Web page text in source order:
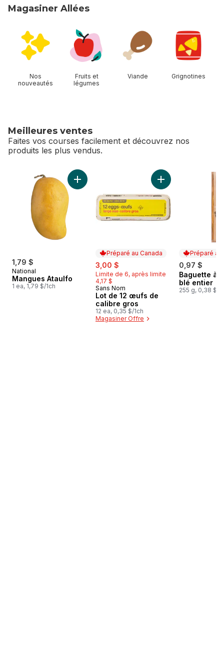
Magasiner Allées
Nos
nouveautés
Fruits et
légumes
Viande Grignotines
Meilleures ventes
Faites vos courses facilement et découvrez nos
produits les plus vendus.
sauter Meilleures ventes
1,79 $
National
Mangues Ataulfo
1 ea, 1,79 $/1ch
Ajouter Mangues Ataulfo au panier
Préparé au Canada
sale:
3,00 $
Limite de 6, après limite
4,17 $
Préparé au Canada
Sans Nom
Lot de 12 œufs de
calibre gros
12 ea, 0,35 $/1ch
Magasiner Offre
Ajouter Lot de 12
Préparé au
0,97 $
Préparé au
Baguette à
blé entier
255 g, 0,38 $/